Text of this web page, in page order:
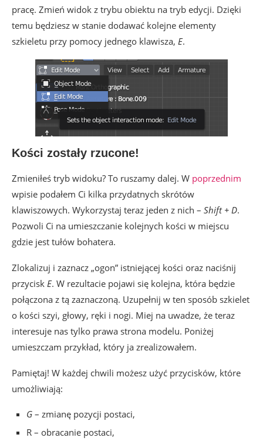
pracę. Zmień widok z trybu obiektu na tryb edycji. Dzięki
temu będziesz w stanie dodawać kolejne elementy
szkieletu przy pomocy jednego klawisza, E.
Kości zostały rzucone!
Zmieniłeś tryb widoku? To ruszamy dalej. W poprzednim
wpisie podałem Ci kilka przydatnych skrótów
klawiszowych. Wykorzystaj teraz jeden z nich – Shift + D.
Pozwoli Ci na umieszczanie kolejnych kości w miejscu
gdzie jest tułów bohatera.
Zlokalizuj i zaznacz „ogon” istniejącej kości oraz naciśnij
przycisk E. W rezultacie pojawi się kolejna, która będzie
połączona z tą zaznaczoną. Uzupełnij w ten sposób szkielet
o kości szyi, głowy, ręki i nogi. Miej na uwadze, że teraz
interesuje nas tylko prawa strona modelu. Poniżej
umieszczam przykład, który ja zrealizowałem.
Pamiętaj! W każdej chwili możesz użyć przycisków, które
umożliwiają:
G – zmianę pozycji postaci,
R – obracanie postaci,